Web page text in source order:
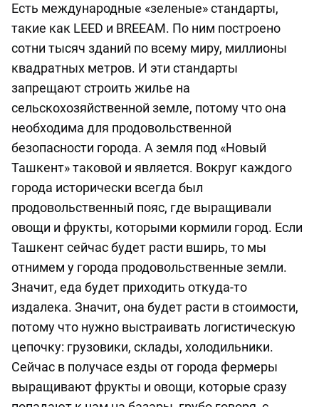
Есть международные «зеленые» стандарты,
такие как LEED и BREEAM. По ним построено
сотни тысяч зданий по всему миру, миллионы
квадратных метров. И эти стандарты
запрещают строить жилье на
сельскохозяйственной земле, потому что она
необходима для продовольственной
безопасности города. А земля под «Новый
Ташкент» таковой и является. Вокруг каждого
города исторически всегда был
продовольственный пояс, где выращивали
овощи и фрукты, которыми кормили город. Если
Ташкент сейчас будет расти вширь, то мы
отнимем у города продовольственные земли.
Значит, еда будет приходить откуда-то
издалека. Значит, она будет расти в стоимости,
потому что нужно выстраивать логистическую
цепочку: грузовики, склады, холодильники.
Сейчас в получасе езды от города фермеры
выращивают фрукты и овощи, которые сразу